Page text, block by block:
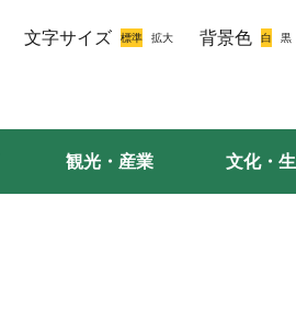
文字サイズ 背景色
観光・産業 文化・